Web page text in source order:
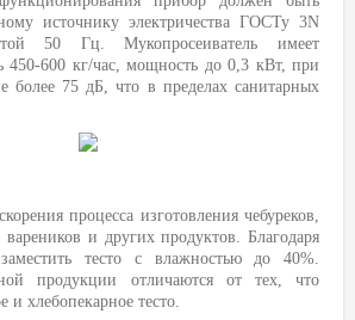
источнику электричества ГОСТу 3N
50 Гц. Мукопросеиватель имеет
450-600 кг/час, мощность до 0,3 кВт, при
более 75 дБ, что в пределах санитарных
процесса изготовления чебуреков,
и других продуктов. Благодаря
тесто с влажностью до 40%.
продукции отличаются от тех, что
хлебопекарное тесто.